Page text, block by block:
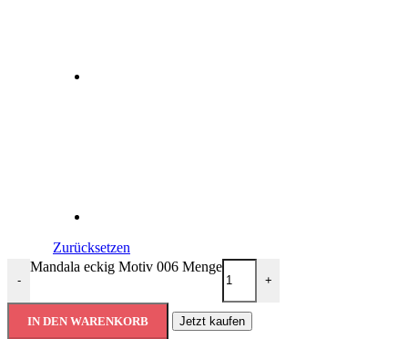
Zurücksetzen
-
Mandala eckig Motiv 006 Menge
+
IN DEN WARENKORB Jetzt kaufen